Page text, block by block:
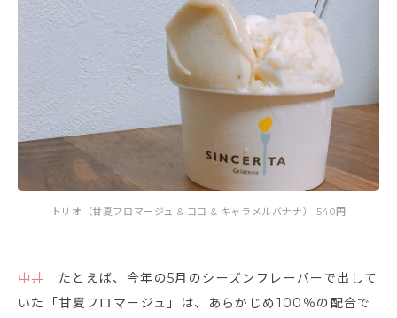
トリオ（甘夏フロマージュ & ココ & キャラメルバナナ） 540円
中井
たとえば、今年の5月のシーズンフレーバーで出して
いた「甘夏フロマージュ」は、あらかじめ100％の配合で